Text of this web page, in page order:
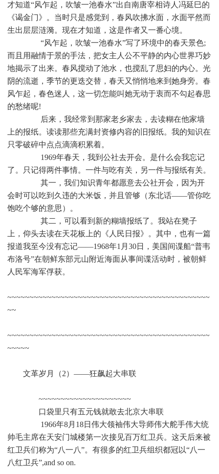
才知道“风乍起，吹皱一池春水”出自南唐宰相诗人冯延巳的
《谒金门》。当时只是感觉到，春风吹拂水面，水面平然而
生出层层涟漪。现在才知道，这是作者又一番心境。
“风乍起，吹皱一池春水”写了环境中的春天景色;
而且用融情于景的手法，把女主人公不平静的内心世界巧妙
地揭示了出来。春风搅动了池水，也搅乱了思妇的内心。光
阴的流逝，季节的更迭交替，春天又悄悄地来到她身旁。春
风乍起，春色迷人，这一切怎能叫她无动于衷而不勾起春思
的愁绪呢!
后来，我经常到那家老乡家去，去读糊在他家墙
上的报纸。读读那些充满封资修内容的旧报纸。我的知识在
只零破碎中点点滴滴积累着。
1969年春天，我到公社去开会。是什么会我忘记
了。只记得两件事情。一件与吃有关，另一件与报纸有关。
其一，我们知识青年都愿意去公社开会，因为开
会时可以吃到久违的大米饭，并且管够（东北话——管你吃
饱吃个够的意思）。
其二，可以看到新的糊墙报纸了。我站在凳子
上，仰头去读在天花板上的《人民日报》。其中，也有一篇
报道我至今没有忘记——1968年1月30日，美国间谍船“普韦
布洛号”在朝鲜东部元山附近海面从事间谍活动时，被朝鲜
人民军海军俘获。
~~~~~~~~~~~~~~~~~~~~~~~~~~~~~~~~~~~~~~~~~~~~~~
~~
~~~~~~~~~~~~~~~~~~~~~~~~~~~~~~~~~~~~~~~~~~~~~~
~~~~~
文革岁月（2）——狂飙起大串联
~~~~~~~~~~~~~~~~~~~~~
口袋里只有五元钱就敢去北京大串联
1966年8月18日伟大领袖伟大导师伟大舵手伟大统
帅毛主席在天安门城楼第一次接见百万红卫兵。这天后来被
红卫兵们称为“八一八”。有很多的红卫兵组织都冠以“八一
八红卫兵”,and so on.